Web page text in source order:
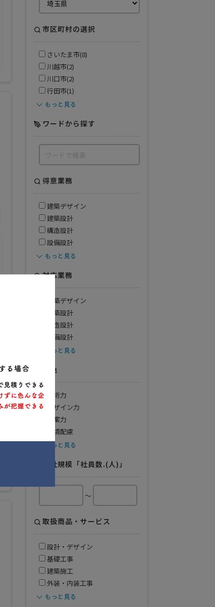
市区町村の選択
さいたま市(8)
川越市(2)
川口市(2)
行田市(1)
もっと見る
ワードから探す
得意業務
建築デザイン
建築設計
構造設計
設備設計
もっと見る
対応業務
建築デザイン
建築設計
構造設計
設備設計
もっと見る
特色
技術力
デザイン力
提案力
環境配慮
もっと見る
会社規模「社員数.(人)」
～
取扱商品・サービス
設計・デザイン
基礎工事
建築施工
外装・内装工事
もっと見る